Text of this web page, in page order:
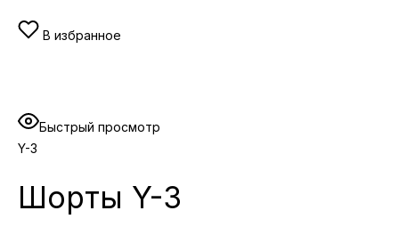
В избранное
Быстрый просмотр
Y-3
Шорты Y-3